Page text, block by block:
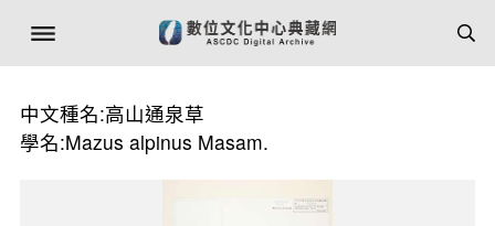
中文種名:高山通泉草
學名:Mazus alpinus Masam.